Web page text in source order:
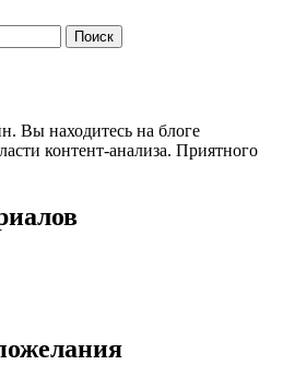
Вы находитесь на блоге
контент-анализа. Приятного